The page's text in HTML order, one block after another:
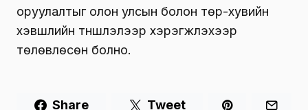
оруулалтыг олон улсын болон төр-хувийн
хэвшлийн түншлэлээр хэрэгжүүлэхээр
төлөвлөсөн болно.
Share Tweet